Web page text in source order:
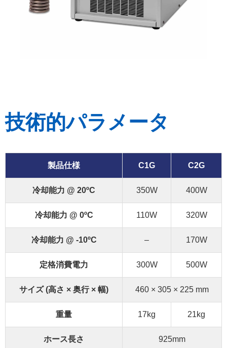
技術的パラメータ
製品仕様 C1G C2G
冷却能力 @ 20ºC 350W 400W
冷却能力 @ 0ºC 110W 320W
冷却能力 @ -10ºC – 170W
定格消費電力 300W 500W
サイズ (高さ × 奥行 × 幅) 460 × 305 × 225 mm
重量 17kg 21kg
ホース長さ 925mm